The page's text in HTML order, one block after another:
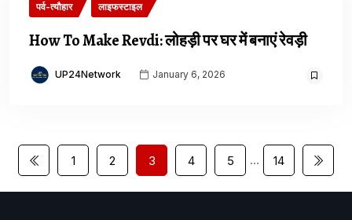
पर्व-त्यौहार लाइफस्टाइल
How To Make Revdi: लोहड़ी पर घर में बनाएं रेवड़ी
UP24Network January 6, 2026
1 2 3 4 5 … 14